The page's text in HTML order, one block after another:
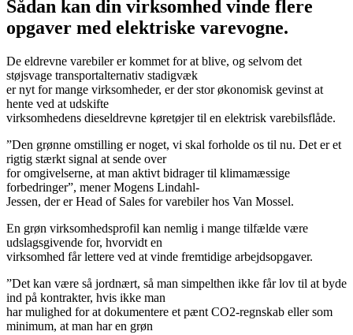
Sådan kan din virksomhed vinde flere
opgaver med elektriske varevogne.
De eldrevne varebiler er kommet for at blive, og selvom det
støjsvage transportalternativ stadigvæk
er nyt for mange virksomheder, er der stor økonomisk gevinst at
hente ved at udskifte
virksomhedens dieseldrevne køretøjer til en elektrisk varebilsflåde.
”Den grønne omstilling er noget, vi skal forholde os til nu. Det er et
rigtig stærkt signal at sende over
for omgivelserne, at man aktivt bidrager til klimamæssige
forbedringer”, mener Mogens Lindahl-
Jessen, der er Head of Sales for varebiler hos Van Mossel.
En grøn virksomhedsprofil kan nemlig i mange tilfælde være
udslagsgivende for, hvorvidt en
virksomhed får lettere ved at vinde fremtidige arbejdsopgaver.
”Det kan være så jordnært, så man simpelthen ikke får lov til at byde
ind på kontrakter, hvis ikke man
har mulighed for at dokumentere et pænt CO2-regnskab eller som
minimum, at man har en grøn